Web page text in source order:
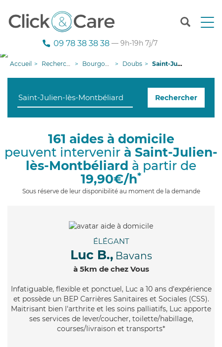
T
n
g
i
09 78 38 38 38 — 9h-19h 7j/7
Accueil Recherche aide à domicile Bourgogne-Franche-Comté Doubs Saint-Julien-lès-Montbéliard
Rechercher
161 aides à domicile
peuvent intervenir à Saint-Julien-
lès-Montbéliard à partir de
19,90€/h*
Sous réserve de leur disponibilité au moment de la demande
ÉLÉGANT
Luc B., Bavans
à 5km de chez Vous
Infatiguable, flexible et ponctuel, Luc a 10 ans d'expérience
et possède un BEP Carrières Sanitaires et Sociales (CSS).
Maitrisant bien l'arthrite et les soins palliatifs, Luc apporte
ses services de lever/coucher, toilette/habillage,
courses/livraison et transports*